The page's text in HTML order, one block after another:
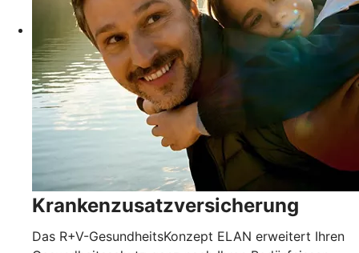
Krankenzusatzversicherung
Das R+V-GesundheitsKonzept ELAN erweitert Ihren